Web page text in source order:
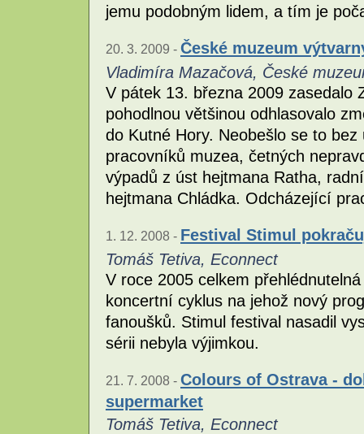
jemu podobným lidem, a tím je
20. 3. 2009 - České muzeum
Vladimíra Mazačová, České
V pátek 13. března 2009 zasedalo
pohodlnou většinou odhlasovalo
do Kutné Hory. Neobešlo se to
pracovníků muzea, četných
výpadů z úst hejtmana Ratha,
hejtmana Chládka. Odcházející
1. 12. 2008 - Festival Stimul
Tomáš Tetiva, Econnect
V roce 2005 celkem
koncertní cyklus na jehož nový
fanoušků. Stimul festival nasadil
sérii nebyla výjimkou.
21. 7. 2008 - Colours of Ostrava -
supermarket
Tomáš Tetiva, Econnect